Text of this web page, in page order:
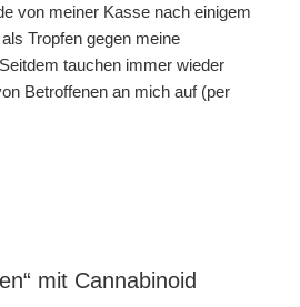
von meiner Kasse nach einigem
Tropfen gegen meine
tauchen immer wieder
Betroffenen an mich auf (per
mit Cannabinoid